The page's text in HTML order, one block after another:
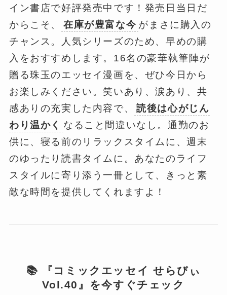
イン書店で好評発売中です！発売日当日だ
からこそ、
在庫が豊富な今 がまさに購入の
チャンス。人気シリーズのため、早めの購
入をおすすめします。16名の豪華執筆陣が
贈る珠玉のエッセイ漫画を、ぜひ今日から
お楽しみください。笑いあり、涙あり、共
感ありの充実した内容で、
読後は心がじん
わり温かく
なること間違いなし。通勤のお
供に、寝る前のリラックスタイムに、週末
のゆったり読書タイムに。あなたのライフ
スタイルに寄り添う一冊として、きっと素
敵な時間を提供してくれますよ！
📚 『コミックエッセイ せらびぃ
Vol.40』を今すぐチェック